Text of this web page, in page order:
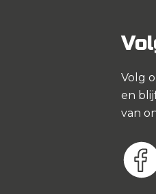
Volg
en
van